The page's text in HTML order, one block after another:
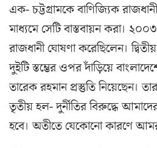
এক- চট্টগ্রামকে বাণিজ্যিক
মাধ্যমে সেটি বাস্তবায়ন করা।
রাজধানী ঘোষণা করেছিলেন।
দুইটি স্তম্ভের ওপর দাঁড়িয়ে
তারেক রহমান প্রস্তুতি নিয়েছেন।
তৃতীয় হল- দুর্নীতির বিরুদ্ধে
হবে। অতীতে যেকোনো কারণে আমরা